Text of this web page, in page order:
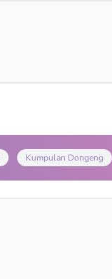
Kumpulan Dongeng